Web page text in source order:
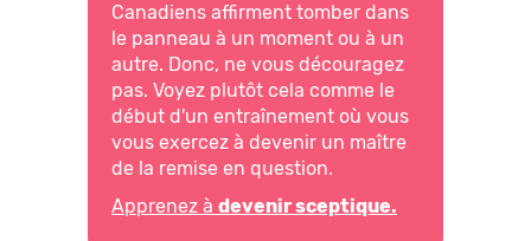
Canadiens affirment tomber dans
le panneau à un moment ou à un
autre. Donc, ne vous découragez
pas. Voyez plutôt cela comme le
début d'un entraînement où vous
vous exercez à devenir un maître
de la remise en question.
Apprenez à devenir sceptique.